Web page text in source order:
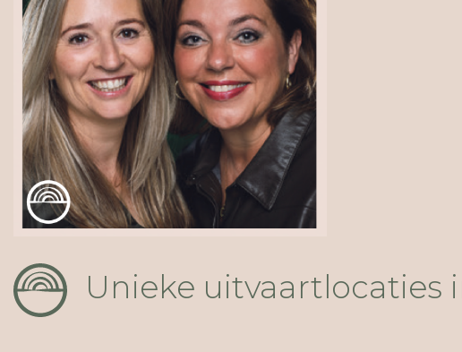
Unieke uitvaartlocaties